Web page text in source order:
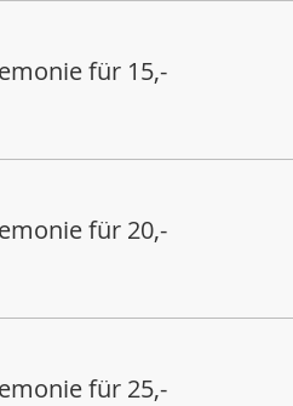
für 15,-
für 20,-
für 25,-